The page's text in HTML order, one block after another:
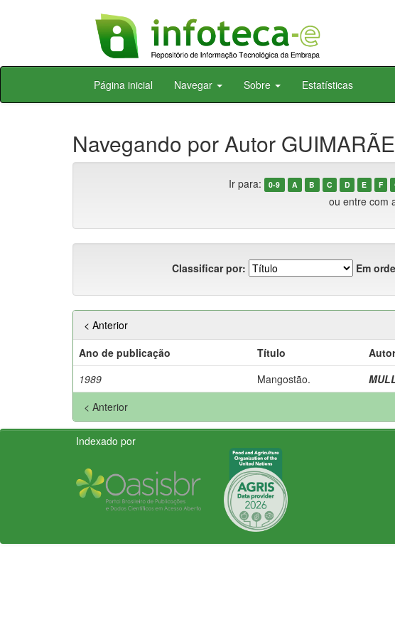
Skip
Página inicial Navegar Sobre Estatísticas
Navegando por Autor
Ir para: 0-9 A B C D E F
ou entre com
Classificar por: Em
< Anterior
Ano de publicação
Título
1989
Mangostão.
< Anterior
Indexado por